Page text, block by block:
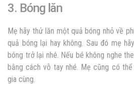
3. Bóng lăn
Mẹ hãy thử lăn một quả bóng nhỏ về
quả bóng lại hay không. Sau đó mẹ
bóng trở lại nhé. Nếu bé không nghe
bằng cách vỗ tay nhé. Mẹ cũng có
gia cùng.